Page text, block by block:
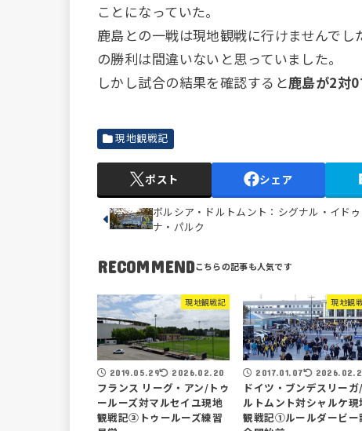
ことになっていた。
鹿島との一戦は現地観戦に行けませんで
の勝利は間違いないと思っていました。
しかし試合の結果を確認すると鹿島が2対
現地観戦記
ポスト シェア
ボルシア・ドルトムント：シグナル・イドゥ
ナ・パルク
RECOMMEND
現地観戦記
2019.05.29 2026.02.20
フランス リーグ・アン/トゥ
ールーズ対マルセイユ現地
観戦記③トゥールーズ練習
現地観
2017.01.07
ドイツ・ブンデスリーガ
ルトムント対シャルケ現
観戦記①ルールダービー